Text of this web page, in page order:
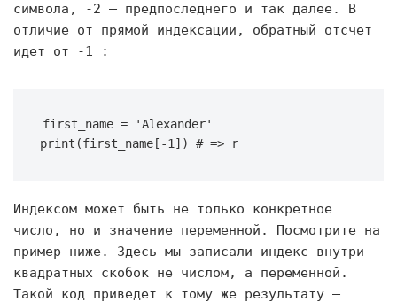
символа, -2 — предпоследнего и так далее. В
отличие от прямой индексации, обратный отсчет
идет от -1 :
first_name = 'Alexander'
print(first_name[-1]) # => r
Индексом может быть не только конкретное
число, но и значение переменной. Посмотрите на
пример ниже. Здесь мы записали индекс внутри
квадратных скобок не числом, а переменной.
Такой код приведет к тому же результату —